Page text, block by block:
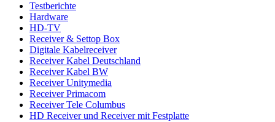
Testberichte
Hardware
HD-TV
Receiver & Settop Box
Digitale Kabelreceiver
Receiver Kabel Deutschland
Receiver Kabel BW
Receiver Unitymedia
Receiver Primacom
Receiver Tele Columbus
HD Receiver und Receiver mit Festplatte